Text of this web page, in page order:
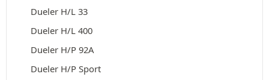
Dueler H/L 33
Dueler H/L 400
Dueler H/P 92A
Dueler H/P Sport